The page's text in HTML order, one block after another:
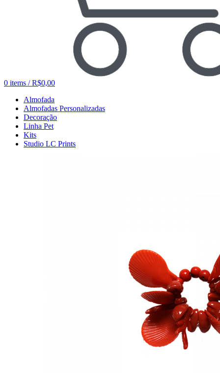
0 items / R$0,00
Almofada
Almofadas Personalizadas
Decoração
Linha Pet
Kits
Studio LC Prints